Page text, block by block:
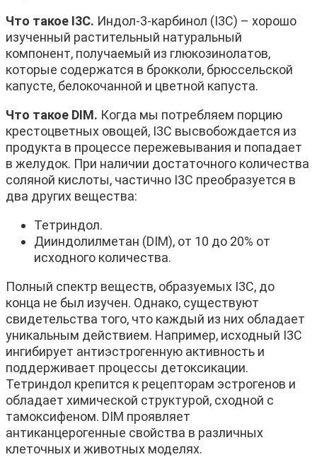
Что такое I3C. Индол-3-карбинол (I3C) – хорошо
изученный растительный натуральный
компонент, получаемый из глюкозинолатов,
которые содержатся в брокколи, брюссельской
капусте, белокочанной и цветной капуста.
Что такое DIM. Когда мы потребляем порцию
крестоцветных овощей, I3C высвобождается из
продукта в процессе пережевывания и попадает
в желудок. При наличии достаточного количества
соляной кислоты, частично I3C преобразуется в
два других вещества:
Тетриндол.
Дииндолилметан (DIM), от 10 до 20% от
исходного количества.
Полный спектр веществ, образуемых I3C, до
конца не был изучен. Однако, существуют
свидетельства того, что каждый из них обладает
уникальным действием. Например, исходный I3C
ингибирует антиэстрогенную активность и
поддерживает процессы детоксикации.
Тетриндол крепится к рецепторам эстрогенов и
обладает химической структурой, сходной с
тамоксифеном. DIM проявляет
антиканцерогенные свойства в различных
клеточных и животных моделях.